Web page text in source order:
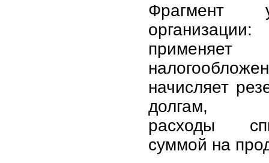
Фрагмент
начисляет
долгам,
расходы
суммой на